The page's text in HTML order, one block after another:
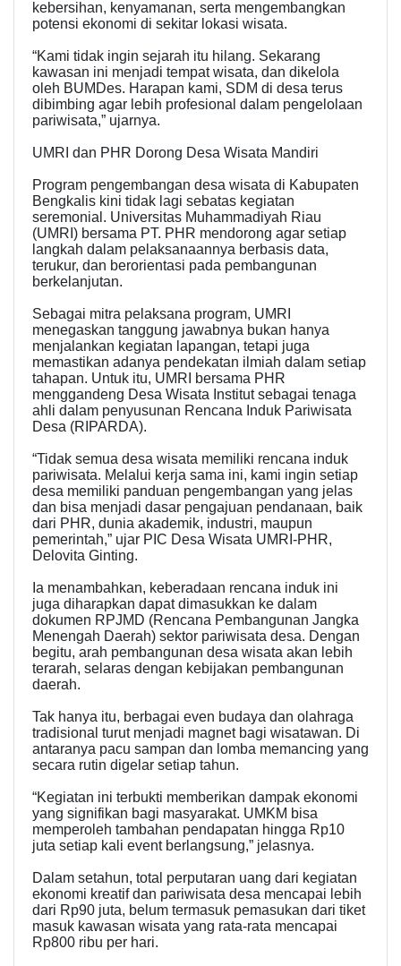
kebersihan, kenyamanan, serta mengembangkan
potensi ekonomi di sekitar lokasi wisata.
“Kami tidak ingin sejarah itu hilang. Sekarang
kawasan ini menjadi tempat wisata, dan dikelola
oleh BUMDes. Harapan kami, SDM di desa terus
dibimbing agar lebih profesional dalam pengelolaan
pariwisata,” ujarnya.
UMRI dan PHR Dorong Desa Wisata Mandiri
Program pengembangan desa wisata di Kabupaten
Bengkalis kini tidak lagi sebatas kegiatan
seremonial. Universitas Muhammadiyah Riau
(UMRI) bersama PT. PHR mendorong agar setiap
langkah dalam pelaksanaannya berbasis data,
terukur, dan berorientasi pada pembangunan
berkelanjutan.
Sebagai mitra pelaksana program, UMRI
menegaskan tanggung jawabnya bukan hanya
menjalankan kegiatan lapangan, tetapi juga
memastikan adanya pendekatan ilmiah dalam setiap
tahapan. Untuk itu, UMRI bersama PHR
menggandeng Desa Wisata Institut sebagai tenaga
ahli dalam penyusunan Rencana Induk Pariwisata
Desa (RIPARDA).
“Tidak semua desa wisata memiliki rencana induk
pariwisata. Melalui kerja sama ini, kami ingin setiap
desa memiliki panduan pengembangan yang jelas
dan bisa menjadi dasar pengajuan pendanaan, baik
dari PHR, dunia akademik, industri, maupun
pemerintah,” ujar PIC Desa Wisata UMRI-PHR,
Delovita Ginting.
Ia menambahkan, keberadaan rencana induk ini
juga diharapkan dapat dimasukkan ke dalam
dokumen RPJMD (Rencana Pembangunan Jangka
Menengah Daerah) sektor pariwisata desa. Dengan
begitu, arah pembangunan desa wisata akan lebih
terarah, selaras dengan kebijakan pembangunan
daerah.
Tak hanya itu, berbagai even budaya dan olahraga
tradisional turut menjadi magnet bagi wisatawan. Di
antaranya pacu sampan dan lomba memancing yang
secara rutin digelar setiap tahun.
“Kegiatan ini terbukti memberikan dampak ekonomi
yang signifikan bagi masyarakat. UMKM bisa
memperoleh tambahan pendapatan hingga Rp10
juta setiap kali event berlangsung,” jelasnya.
Dalam setahun, total perputaran uang dari kegiatan
ekonomi kreatif dan pariwisata desa mencapai lebih
dari Rp90 juta, belum termasuk pemasukan dari tiket
masuk kawasan wisata yang rata-rata mencapai
Rp800 ribu per hari.